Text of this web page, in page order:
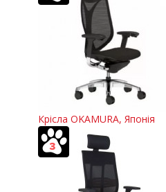
Крісла OKAMURA, Японія